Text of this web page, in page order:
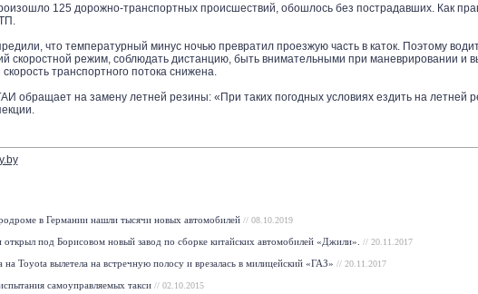
125 дорожно-транспортных происшествий, обошлось без пострадавших. Как
что температурный минус ночью превратил проезжую часть в каток. Поэтому
скоростной режим, соблюдать дистанцию, быть внимательными при маневрировании и
транспортного потока снижена.
обращает на замену летней резины: «При таких погодных условиях ездить на летней
в Германии нашли тысячи новых автомобилей // 08.10.2019
открыл под Борисовом новый завод по сборке китайских автомобилей «Джили». // 20.11.2017
Toyota вылетела на встречную полосу и врезалась в милицейский «ГАЗ» // 20.11.2017
самоуправляемых такси // 02.10.2015